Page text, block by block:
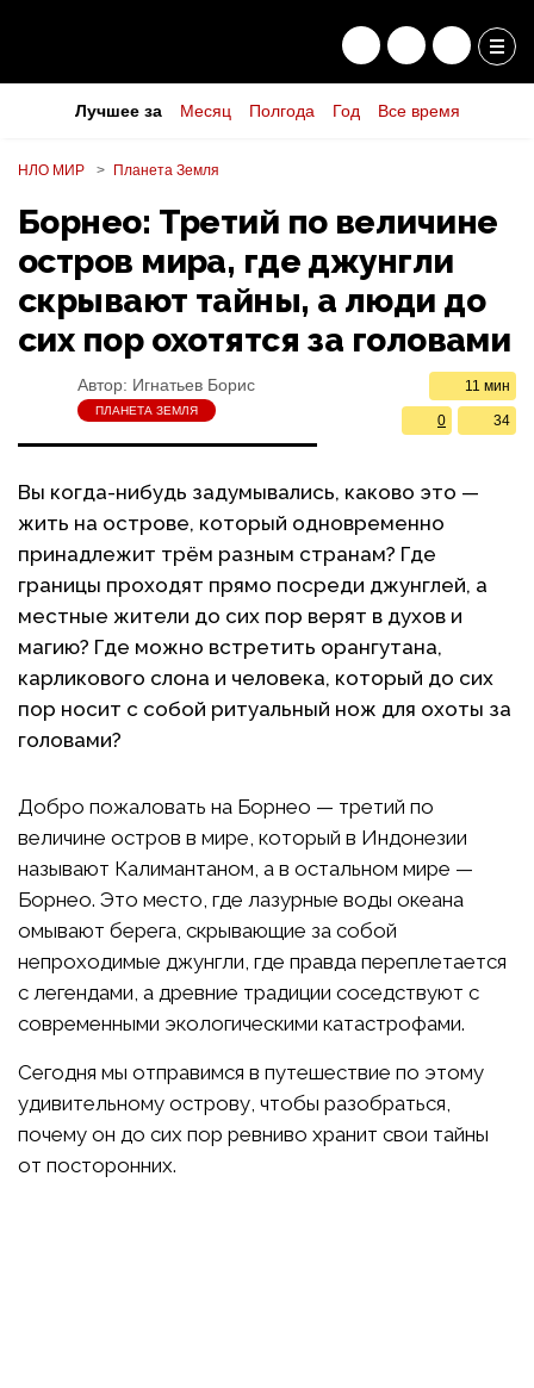
Лучшее за Месяц Полгода Год Все время
НЛО МИР Планета Земля
Борнео: Третий по величине
остров мира, где джунгли
скрывают тайны, а люди до
сих пор охотятся за головами
Автор: Игнатьев Борис
ПЛАНЕТА ЗЕМЛЯ
11 мин
34
0
Вы когда-нибудь задумывались, каково это —
жить на острове, который одновременно
принадлежит трём разным странам? Где
границы проходят прямо посреди джунглей, а
местные жители до сих пор верят в духов и
магию? Где можно встретить орангутана,
карликового слона и человека, который до сих
пор носит с собой ритуальный нож для охоты за
головами?
Добро пожаловать на Борнео — третий по
величине остров в мире, который в Индонезии
называют Калимантаном, а в остальном мире —
Борнео. Это место, где лазурные воды океана
омывают берега, скрывающие за собой
непроходимые джунгли, где правда переплетается
с легендами, а древние традиции соседствуют с
современными экологическими катастрофами.
Сегодня мы отправимся в путешествие по этому
удивительному острову, чтобы разобраться,
почему он до сих пор ревниво хранит свои тайны
от посторонних.